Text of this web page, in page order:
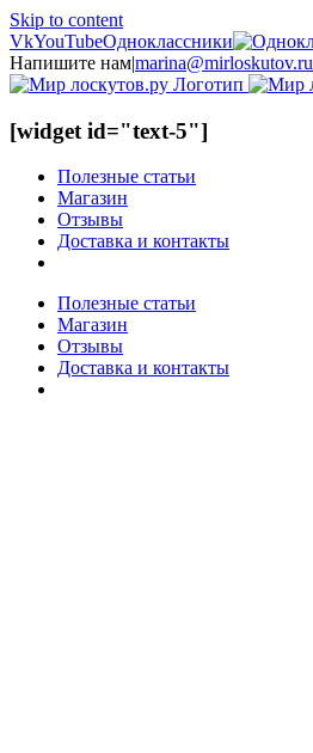
Skip to content
VkYouTubeОдноклассники
Напишите нам|marina@mirloskutov.ru
[widget id="text-5"]
Полезные статьи
Магазин
Отзывы
Доставка и контакты
Полезные статьи
Магазин
Отзывы
Доставка и контакты